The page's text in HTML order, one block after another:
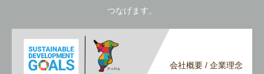
つなげます。
会社概要 / 企業理念